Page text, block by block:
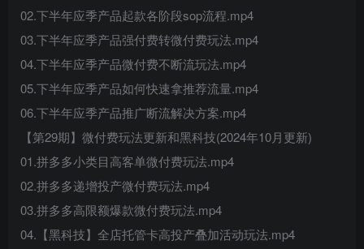
02.下半年应季产品起款各阶段sop流程.mp4
03.下半年应季产品强付费转微付费玩法.mp4
04.下半年应季产品微付费不断流玩法.mp4
05.下半年应季产品如何快速拿推荐流量.mp4
06.下半年应季产品推广断流解决方案.mp4
【第29期】微付费玩法更新和黑科技(2024年10月更新)
01.拼多多小类目高客单微付费玩法.mp4
02.拼多多递增投产微付费玩法.mp4
03.拼多多高限额爆款微付费玩法.mp4
04.【黑科技】全店托管卡高投产叠加活动玩法.mp4